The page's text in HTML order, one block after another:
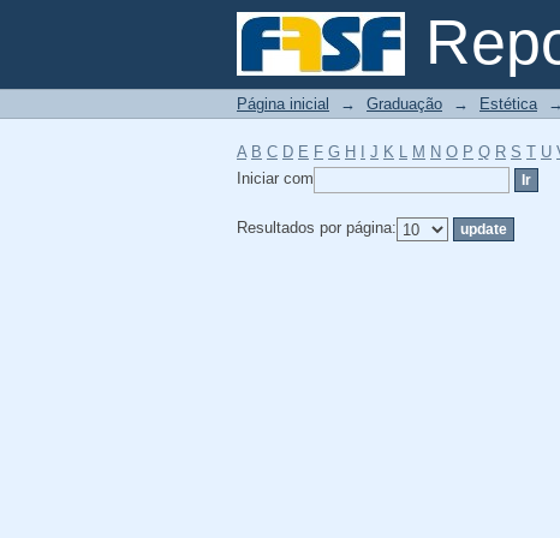
Filtrador por: Assunto
Página inicial → Graduação → Estética →
A B C D E F G H J K L M N O P Q R S T U
Iniciar com
Resultados por página: